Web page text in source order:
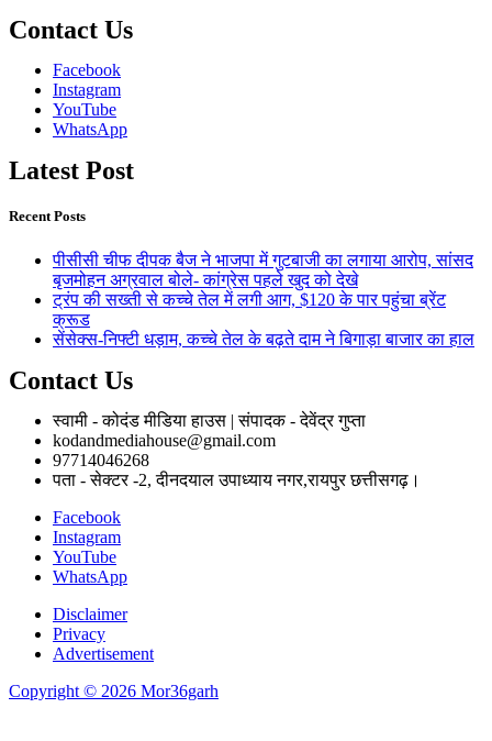
Contact Us
Facebook
Instagram
YouTube
WhatsApp
Latest Post
Recent Posts
पीसीसी चीफ दीपक बैज ने भाजपा में गुटबाजी का लगाया आरोप, सांसद
बृजमोहन अग्रवाल बोले- कांग्रेस पहले खुद को देखे
ट्रंप की सख्ती से कच्चे तेल में लगी आग, $120 के पार पहुंचा ब्रेंट
क्रूड
सेंसेक्स-निफ्टी धड़ाम, कच्चे तेल के बढ़ते दाम ने बिगाड़ा बाजार का हाल
Contact Us
स्वामी - कोदंड मीडिया हाउस | संपादक - देवेंद्र गुप्ता
kodandmediahouse@gmail.com
97714046268
पता - सेक्टर -2, दीनदयाल उपाध्याय नगर,रायपुर छत्तीसगढ़।
Facebook
Instagram
YouTube
WhatsApp
Disclaimer
Privacy
Advertisement
Copyright © 2026 Mor36garh